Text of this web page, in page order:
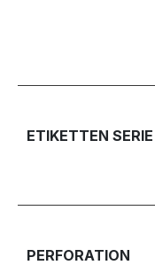
ETIKETTEN SERIE
PERFORATION